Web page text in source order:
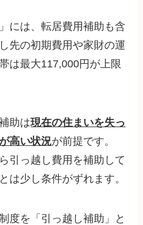
には、転居費用補助も含
先の初期費用や家財の運
は最大117,000円が上限
助は現在の住まいを失っ
高い状況が前提です。
引っ越し費用を補助して
は少し条件がずれます。
度を「引っ越し補助」と